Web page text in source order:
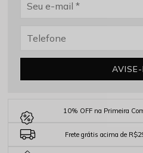
AVISE-
10% OFF na Primeira
Frete grátis acima de